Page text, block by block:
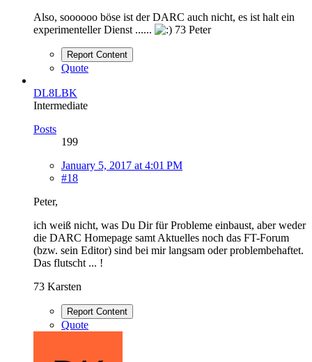
Also, soooooo böse ist der DARC auch nicht, es ist halt ein
experimenteller Dienst ......
73 Peter
Report Content
Quote
DL8LBK
Intermediate
Posts
199
January 5, 2017 at 4:01 PM
#18
Peter,
ich weiß nicht, was Du Dir für Probleme einbaust, aber weder
die DARC Homepage samt Aktuelles noch das FT-Forum
(bzw. sein Editor) sind bei mir langsam oder problembehaftet.
Das flutscht ... !
73 Karsten
Report Content
Quote